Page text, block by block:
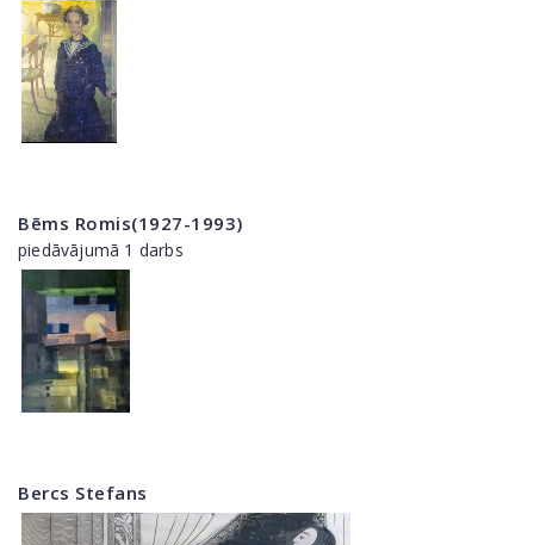
Bēms Romis(1927-1993)
piedāvājumā 1 darbs
Bercs Stefans